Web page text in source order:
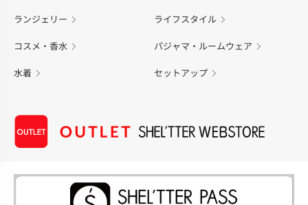
ランジェリー ライフスタイル
コスメ・香水 パジャマ・ルームウェア
水着 セットアップ